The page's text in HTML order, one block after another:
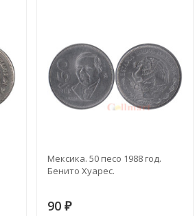
Мексика. 50 песо 1988 год.
Бенито Хуарес.
90₽